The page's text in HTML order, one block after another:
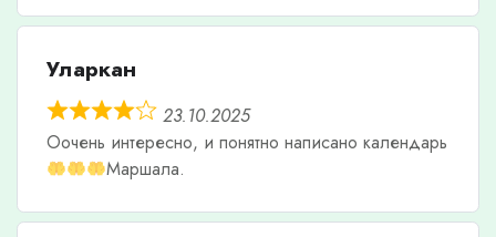
Уларкан
23.10.2025
Оочень интересно, и понятно написано календарь
Маршала.